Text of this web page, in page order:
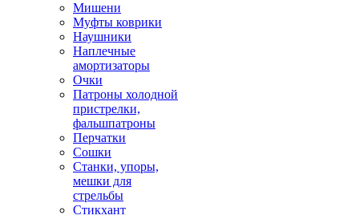
Мишени
Муфты коврики
Наушники
Наплечные
амортизаторы
Очки
Патроны холодной
пристрелки,
фальшпатроны
Перчатки
Сошки
Станки, упоры,
мешки для
стрельбы
Стикхант